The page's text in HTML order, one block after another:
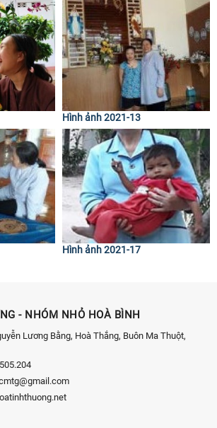
Hình ảnh 2021-13
Hình ảnh 2021-17
- NHÓM NHỎ HOÀ BÌNH
Lương Bằng, Hoà Thắng, Buôn Ma Thuột,